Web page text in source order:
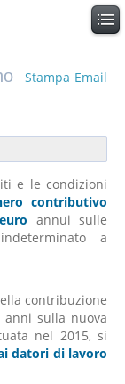
Email
Stampa
e le condizioni
contributivo
annui sulle
a
contribuzione
sulla nuova
nel 2015, si
datori di lavoro